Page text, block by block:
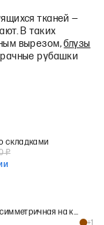
тканей —
В таких
вырезом,блузы
рубашки
складками
₽
Юбка миди асимметричная на кулиске
+1